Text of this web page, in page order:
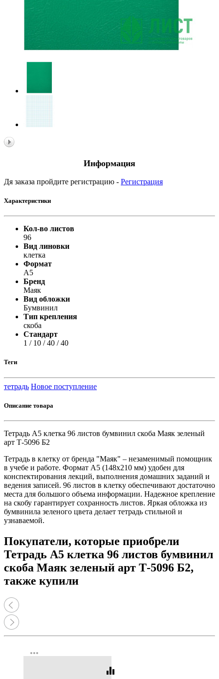
Информация
Дя заказа пройдите регистрацию - Регистрация
Характеристики
Кол-во листов
96
Вид линовки
клетка
Формат
А5
Бренд
Маяк
Вид обложки
Бумвинил
Тип крепления
скоба
Стандарт
1 / 10 / 40 / 40
Теги
тетрадь Новое поступление
Описание товара
Тетрадь А5 клетка 96 листов бумвинил скоба Маяк зеленый
арт Т-5096 Б2
Тетрадь в клетку от бренда "Маяк" – незаменимый помощник
в учебе и работе. Формат А5 (148x210 мм) удобен для
конспектирования лекций, выполнения домашних заданий и
ведения записей. 96 листов в клетку обеспечивают достаточно
места для большого объема информации. Надежное крепление
на скобу гарантирует сохранность листов. Яркая обложка из
бумвинила зеленого цвета делает тетрадь стильной и
узнаваемой.
Покупатели, которые приобрели
Тетрадь А5 клетка 96 листов бумвинил
скоба Маяк зеленый арт Т-5096 Б2,
также купили
more_horiz
equalizer